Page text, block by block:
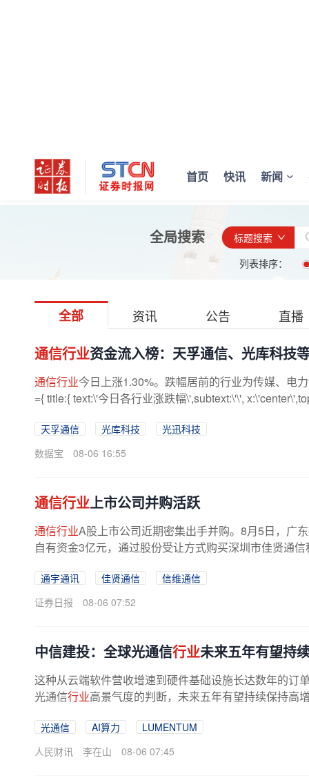
首页 快讯 新闻
全局搜索
标题搜索
列表排序：
全部 资讯 公告 直播
通信行业资金流入榜：天孚通信、光库科技
通信行业今日上涨1.30%。跌幅居前的行业为传媒、电
={ title:{ text:\'今日各行业涨跌幅\',subtext:\'\',
天孚通信 光库科技
光迅科技
数据宝
08-06 16:55
通信行业上市公司并购活跃
通信行业A股上市公司近期密集出手并购。8月5日，广
自有资金3亿元，通过股份受让方式购买深圳市佳贤通
通宇通讯 佳贤通信
信维通信
证券日报
08-06 07:52
中信建投：全球光通信行业未来五年有望持
这种从云端软件营收增速到硬件基础设施长达数年的订
光通信行业高景气度的判断，未来五年有望持续保持高
光通信 AI算力
LUMENTUM
人民财讯
李在山 08-06 07:45